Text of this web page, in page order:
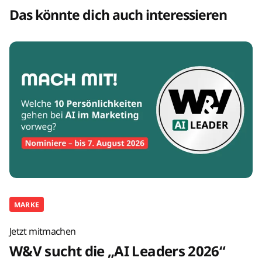
Das könnte dich auch interessieren
MARKE
Jetzt mitmachen
W&V sucht die „AI Leaders 2026“